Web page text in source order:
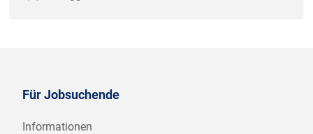
Für Jobsuchende
Informationen